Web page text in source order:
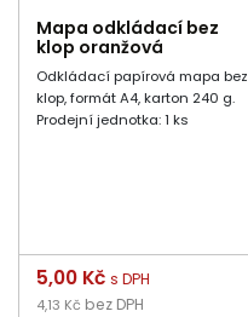
Mapa odkládací bez
klop oranžová
Odkládací papírová mapa bez
klop, formát A4, karton 240 g.
Prodejní jednotka: 1 ks
Cena
5,00 Kč s DPH
4,13 Kč bez DPH